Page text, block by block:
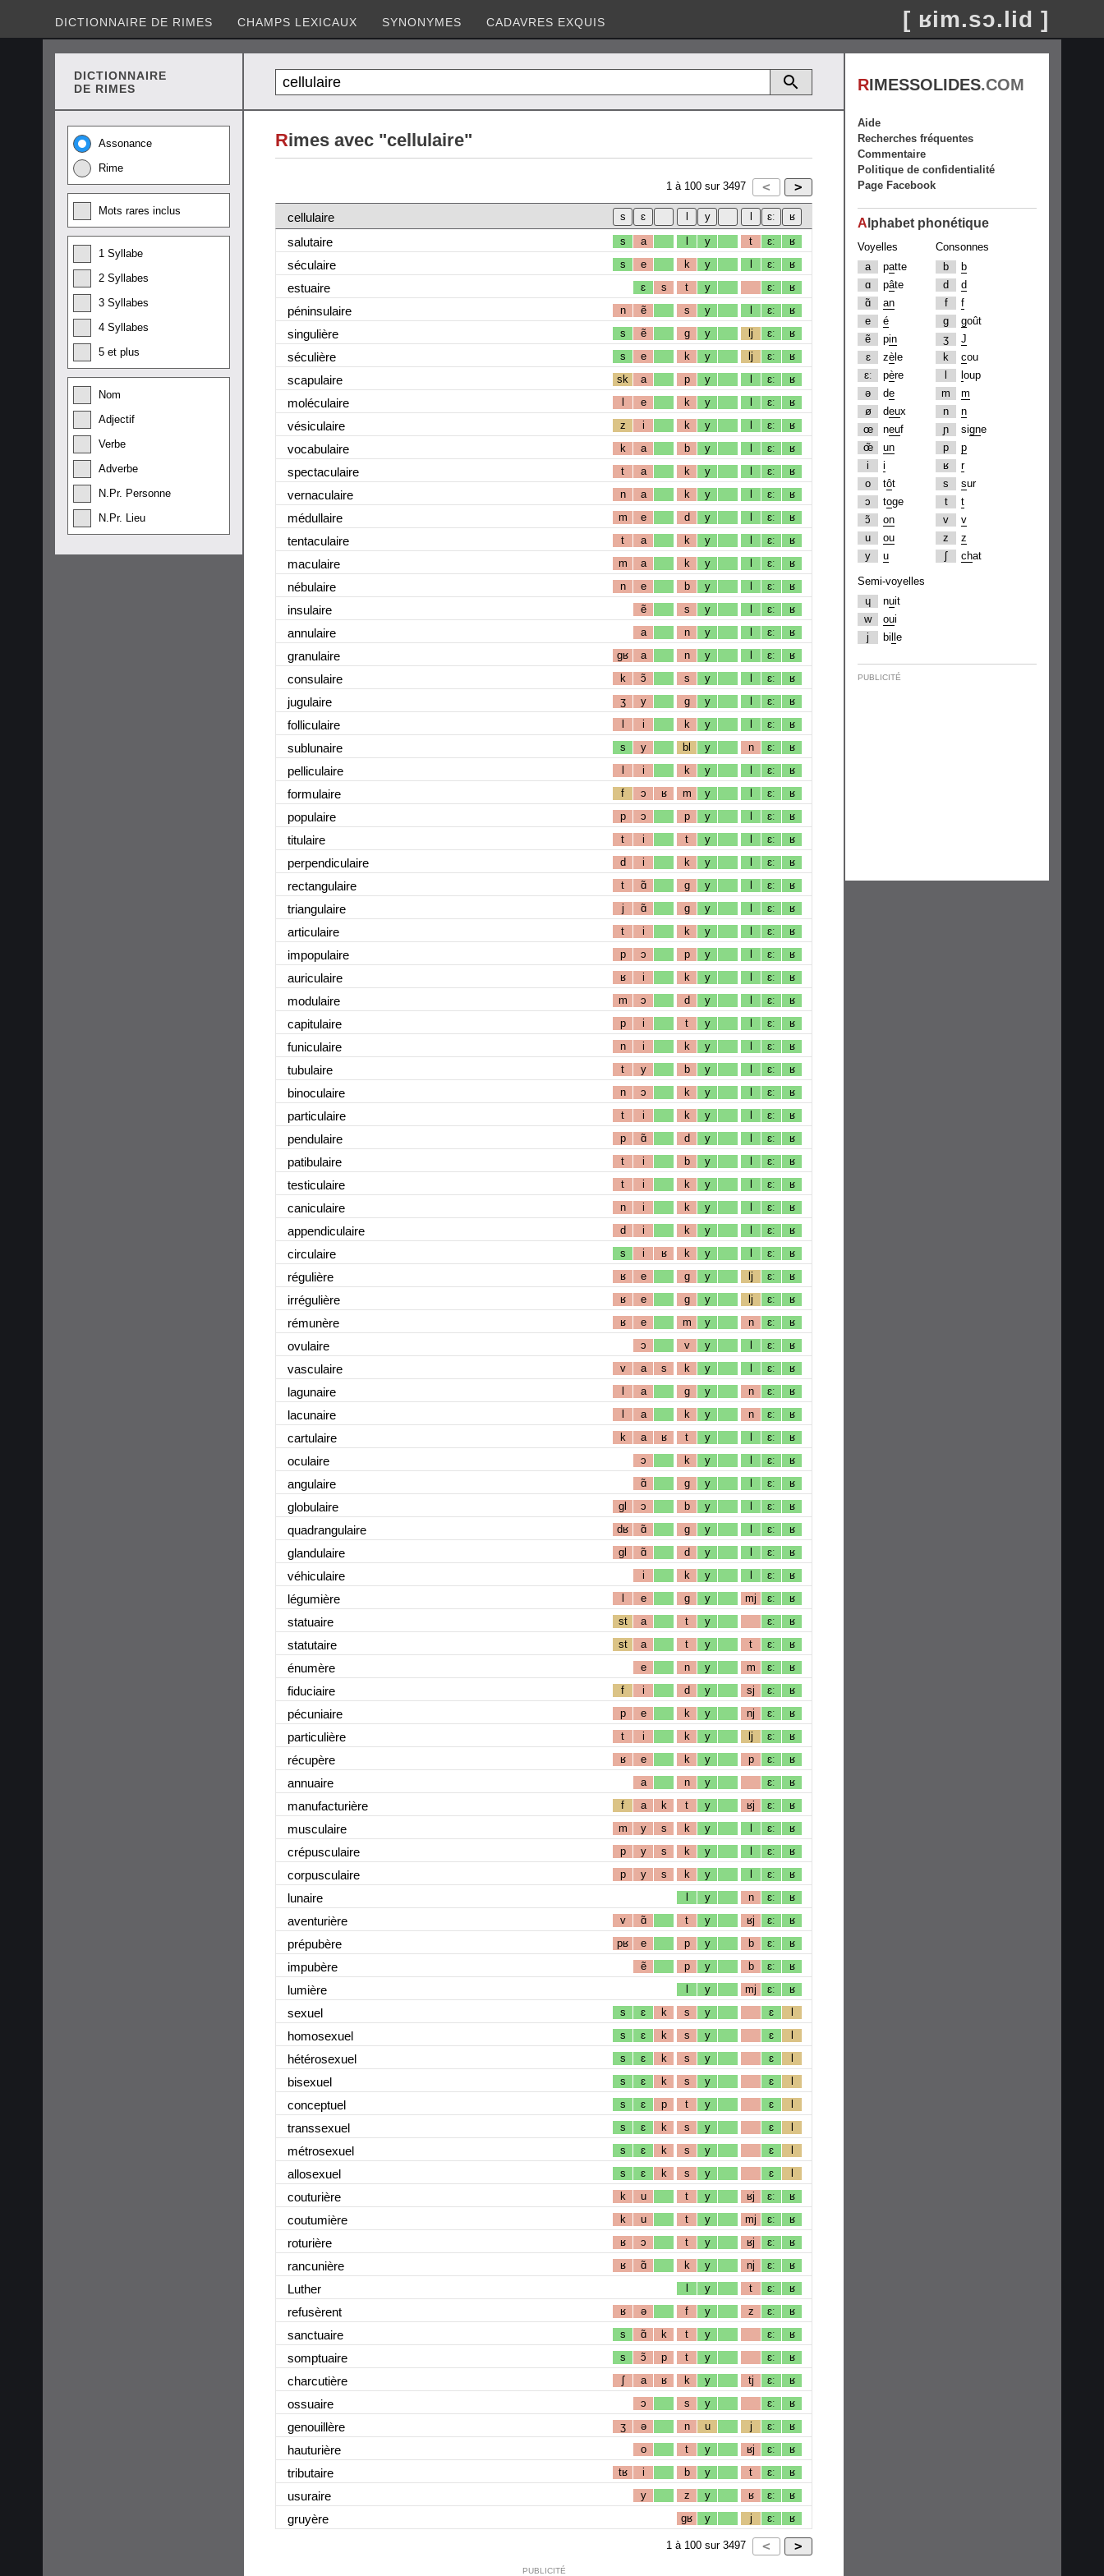
DICTIONNAIRE DE RIMES CHAMPS LEXICAUX SYNONYMES CADAVRES EXQUIS [ ʁim.sɔ.lid ]
DICTIONNAIRE
DE RIMES
Assonance
Rime
Mots rares inclus
1 Syllabe
2 Syllabes
3 Syllabes
4 Syllabes
5 et plus
Nom
Adjectif
Verbe
Adverbe
N.Pr. Personne
N.Pr. Lieu
Rimes avec "cellulaire"
1 à 100 sur 3497
cellulaire
salutaire
s a l y t ɛː ʁ
séculaire s e k y l ɛː ʁ
estuaire ɛ s t y ɛː ʁ
péninsulaire n ẽ s y l ɛː ʁ
singulière s ẽ g y lj ɛː ʁ
séculière s e k y lj ɛː ʁ
scapulaire sk a p y l ɛː ʁ
moléculaire l e k y l ɛː ʁ
vésiculaire z i k y l ɛː ʁ
vocabulaire k a b y l ɛː ʁ
spectaculaire t a k y l ɛː ʁ
vernaculaire n a k y l ɛː ʁ
médullaire m e d y l ɛː ʁ
tentaculaire t a k y l ɛː ʁ
maculaire m a k y l ɛː ʁ
nébulaire n e b y l ɛː ʁ
insulaire ẽ s y l ɛː ʁ
annulaire a n y l ɛː ʁ
granulaire gʁ a n y l ɛː ʁ
consulaire k ɔ̃ s y l ɛː ʁ
jugulaire ʒ y g y l ɛː ʁ
folliculaire l i k y l ɛː ʁ
sublunaire s y bl y n ɛː ʁ
pelliculaire l i k y l ɛː ʁ
formulaire f ɔ ʁ m y l ɛː ʁ
populaire p ɔ p y l ɛː ʁ
titulaire t i t y l ɛː ʁ
perpendiculaire d i k y l ɛː ʁ
rectangulaire t ɑ̃ g y l ɛː ʁ
triangulaire j ɑ̃ g y l ɛː ʁ
articulaire t i k y l ɛː ʁ
impopulaire p ɔ p y l ɛː ʁ
auriculaire ʁ i k y l ɛː ʁ
modulaire m ɔ d y l ɛː ʁ
capitulaire p i t y l ɛː ʁ
funiculaire n i k y l ɛː ʁ
tubulaire t y b y l ɛː ʁ
binoculaire n ɔ k y l ɛː ʁ
particulaire t i k y l ɛː ʁ
pendulaire p ɑ̃ d y l ɛː ʁ
patibulaire t i b y l ɛː ʁ
testiculaire t i k y l ɛː ʁ
caniculaire n i k y l ɛː ʁ
appendiculaire d i k y l ɛː ʁ
circulaire s i ʁ k y l ɛː ʁ
régulière ʁ e g y lj ɛː ʁ
irrégulière ʁ e g y lj ɛː ʁ
rémunère ʁ e m y n ɛː ʁ
ovulaire ɔ v y l ɛː ʁ
vasculaire v a s k y l ɛː ʁ
lagunaire l a g y n ɛː ʁ
lacunaire l a k y n ɛː ʁ
cartulaire k a ʁ t y l ɛː ʁ
oculaire ɔ k y l ɛː ʁ
angulaire ɑ̃ g y l ɛː ʁ
globulaire gl ɔ b y l ɛː ʁ
quadrangulaire dʁ ɑ̃ g y l ɛː ʁ
glandulaire gl ɑ̃ d y l ɛː ʁ
véhiculaire i k y l ɛː ʁ
légumière l e g y mj ɛː ʁ
statuaire st a t y ɛː ʁ
statutaire st a t y t ɛː ʁ
énumère e n y m ɛː ʁ
fiduciaire f i d y sj ɛː ʁ
pécuniaire p e k y nj ɛː ʁ
particulière t i k y lj ɛː ʁ
récupère ʁ e k y p ɛː ʁ
annuaire a n y ɛː ʁ
manufacturière f a k t y ʁj ɛː ʁ
musculaire m y s k y l ɛː ʁ
crépusculaire p y s k y l ɛː ʁ
corpusculaire p y s k y l ɛː ʁ
lunaire l y n ɛː ʁ
aventurière v ɑ̃ t y ʁj ɛː ʁ
prépubère pʁ e p y b ɛː ʁ
impubère ẽ p y b ɛː ʁ
lumière l y mj ɛː ʁ
sexuel s ɛ k s y ɛ l
homosexuel s ɛ k s y ɛ l
hétérosexuel s ɛ k s y ɛ l
bisexuel s ɛ k s y ɛ l
conceptuel s ɛ p t y ɛ l
transsexuel s ɛ k s y ɛ l
métrosexuel s ɛ k s y ɛ l
allosexuel s ɛ k s y ɛ l
couturière k u t y ʁj ɛː ʁ
coutumière k u t y mj ɛː ʁ
roturière ʁ ɔ t y ʁj ɛː ʁ
rancunière ʁ ɑ̃ k y nj ɛː ʁ
Luther l y t ɛː ʁ
refusèrent ʁ ə f y z ɛː ʁ
sanctuaire s ɑ̃ k t y ɛː ʁ
somptuaire s ɔ̃ p t y ɛː ʁ
charcutière ʃ a ʁ k y tj ɛː ʁ
ossuaire ɔ s y ɛː ʁ
genouillère ʒ ə n u j ɛː ʁ
hauturière o t y ʁj ɛː ʁ
tributaire tʁ i b y t ɛː ʁ
usuraire y z y ʁ ɛː ʁ
gruyère gʁ y j ɛː ʁ
1 à 100 sur 3497
PUBLICITÉ
RIMESSOLIDES.COM
Aide
Recherches fréquentes
Commentaire
Politique de confidentialité
Page Facebook
A lphabet phonétique
Voyelles
a
patte
ɑ
pâte
ɑ̃
an
e
é
ẽ
pin
ɛ
zè le
ɛː
père
ə
de
ø
deux
œ
neuf
œ̃
un
i
i
o
tôt
ɔ
toge
ɔ̃
on
u
ou
y
u
Consonnes
b
b
d
d
f
f
g
goût
ʒ
J
k
cou
oup
m
m
n
n
ɲ
signe
p
p
ʁ
r
s
sur
t
t
v
v
z
z
ʃ
chat
Semi-voyelles
ɥ
nuit
w
oui
j
bi e
PUBLICITÉ